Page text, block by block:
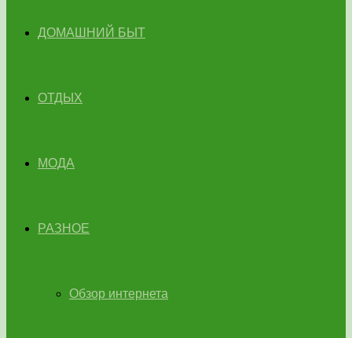
ДОМАШНИЙ БЫТ
ОТДЫХ
МОДА
РАЗНОЕ
Обзор интернета